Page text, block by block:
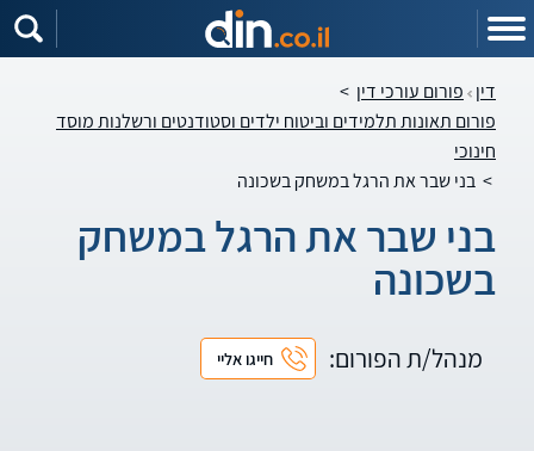
דין פורום עורכי דין >
פורום תאונות תלמידים וביטוח ילדים וסטודנטים ורשלנות מוסד
חינוכי
> בני שבר את הרגל במשחק בשכונה
בני שבר את הרגל במשחק
בשכונה
מנהל/ת הפורום: חייגו אליי